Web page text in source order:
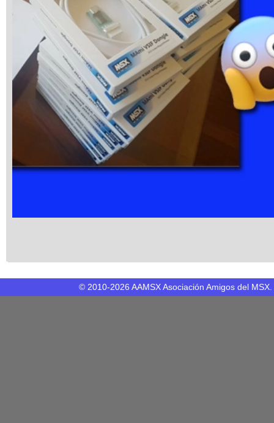
© 2010-2026 AAMSX Asociación Amigos del